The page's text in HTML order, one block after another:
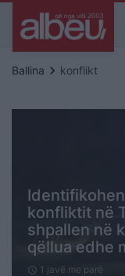
Ballina keyboard_arrow_right konflikt
konfliktit në
shpallen në
qëllua edhe
schedule 1 javë me parë